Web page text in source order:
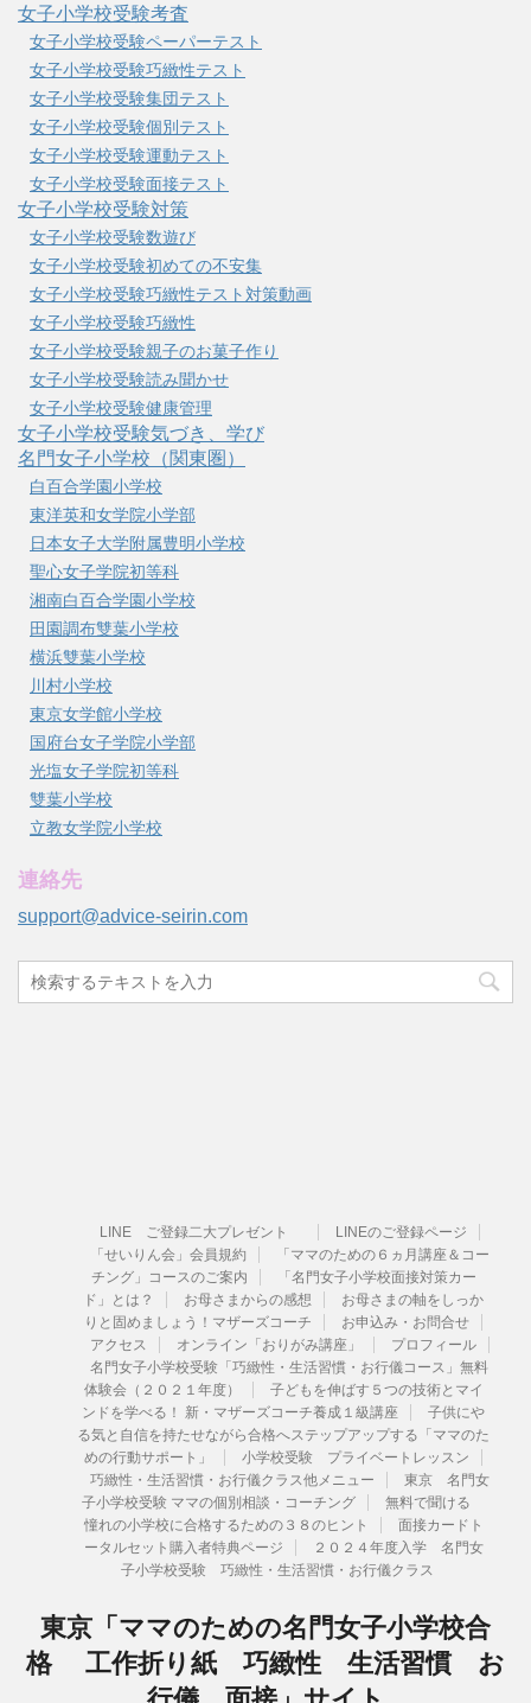
女子小学校受験考査
女子小学校受験ペーパーテスト
女子小学校受験巧緻性テスト
女子小学校受験集団テスト
女子小学校受験個別テスト
女子小学校受験運動テスト
女子小学校受験面接テスト
女子小学校受験対策
女子小学校受験数遊び
女子小学校受験初めての不安集
女子小学校受験巧緻性テスト対策動画
女子小学校受験巧緻性
女子小学校受験親子のお菓子作り
女子小学校受験読み聞かせ
女子小学校受験健康管理
女子小学校受験気づき、学び
名門女子小学校（関東圏）
白百合学園小学校
東洋英和女学院小学部
日本女子大学附属豊明小学校
聖心女子学院初等科
湘南白百合学園小学校
田園調布雙葉小学校
横浜雙葉小学校
川村小学校
東京女学館小学校
国府台女子学院小学部
光塩女子学院初等科
雙葉小学校
立教女学院小学校
連絡先
support@advice-seirin.com
LINE ご登録二大プレゼント
LINEのご登録ページ
「せいりん会」会員規約
「ママのための６ヵ月講座＆コー
チング」コースのご案内
「名門女子小学校面接対策カー
ド」とは？
お母さまからの感想
お母さまの軸をしっか
りと固めましょう！マザーズコーチ
お申込み・お問合せ
アクセス
オンライン「おりがみ講座」
プロフィール
名門女子小学校受験「巧緻性・生活習慣・お行儀コース」無料
体験会（２０２１年度）
子どもを伸ばす５つの技術とマイ
ンドを学べる！ 新・マザーズコーチ養成１級講座
子供にや
る気と自信を持たせながら合格へステップアップする「ママのた
めの行動サポート」
小学校受験 プライベートレッスン
巧緻性・生活習慣・お行儀クラス他メニュー
東京 名門女
子小学校受験 ママの個別相談・コーチング
無料で聞ける
憧れの小学校に合格するための３８のヒント
面接カードト
ータルセット購入者特典ページ
２０２４年度入学 名門女
子小学校受験 巧緻性・生活習慣・お行儀クラス
東京「ママのための名門女子小学校合
格 工作折り紙 巧緻性 生活習慣 お